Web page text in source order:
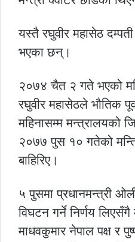
यस्तै रघुवीर महासेठ
भएका छन्।
२०७४ चैत २ गते भएको
रघुवीर महासेठले भौतिक
महिनासम्म मन्त्रालयको
२०७७ पुस १० गतेको
बाहिरिए।
५ पुसमा प्रधानमन्त्री
विघटन गर्ने निर्णय लिएसँगै
माधवकुमार नेपाल पक्ष र